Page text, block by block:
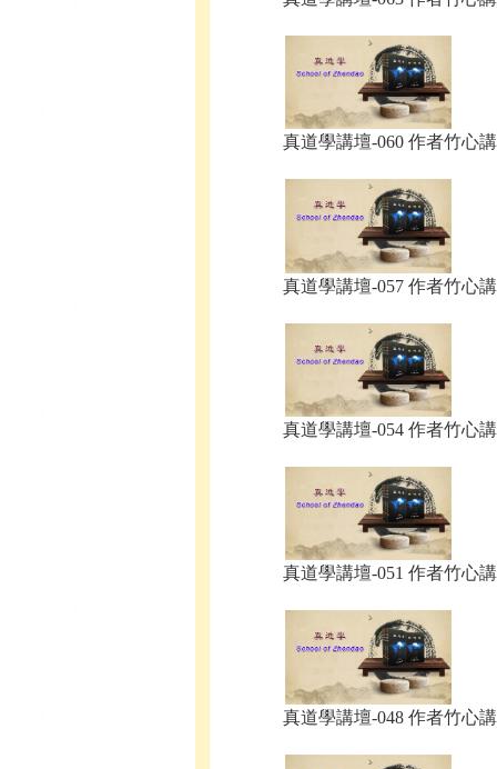
真道學講壇-060 作者竹心
真道學講壇-057 作者竹心
真道學講壇-054 作者竹心
真道學講壇-051 作者竹心
真道學講壇-048 作者竹心